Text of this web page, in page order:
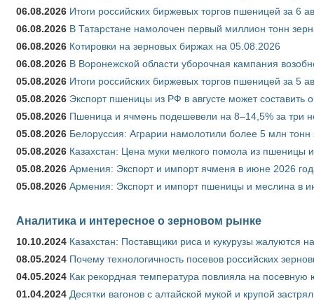
06.08.2026 Итоги российских биржевых торгов пшеницей за 6
06.08.2026 В Татарстане намолочен первый миллион тонн
06.08.2026 Котировки на зерновых биржах на 05.08.2026
06.08.2026 В Воронежской области уборочная кампания
05.08.2026 Итоги российских биржевых торгов пшеницей за 5
05.08.2026 Экспорт пшеницы из РФ в августе может составить
05.08.2026 Пшеница и ячмень подешевели на 8–14,5% за три
05.08.2026 Белоруссия: Аграрии намолотили более 5 млн тонн
05.08.2026 Казахстан: Цена муки мелкого помола из пшеницы
05.08.2026 Армения: Экспорт и импорт ячменя в июне 2026
05.08.2026 Армения: Экспорт и импорт пшеницы и меслина в
Аналитика и интересное о зерновом рынке
10.10.2024 Казахстан: Поставщики риса и кукурузы жалуются
08.05.2024 Почему технологичность посевов российских
04.05.2024 Как рекордная температура повлияла на
01.04.2024 Десятки вагонов с алтайской мукой и крупой